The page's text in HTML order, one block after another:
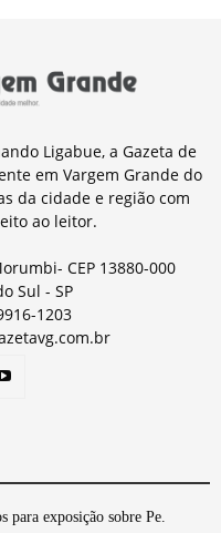
Ligabue, a Gazeta de
em Vargem Grande do
da cidade e região com
ao leitor.
CEP 13880-000
Sul - SP
1203
para exposição sobre Pe.